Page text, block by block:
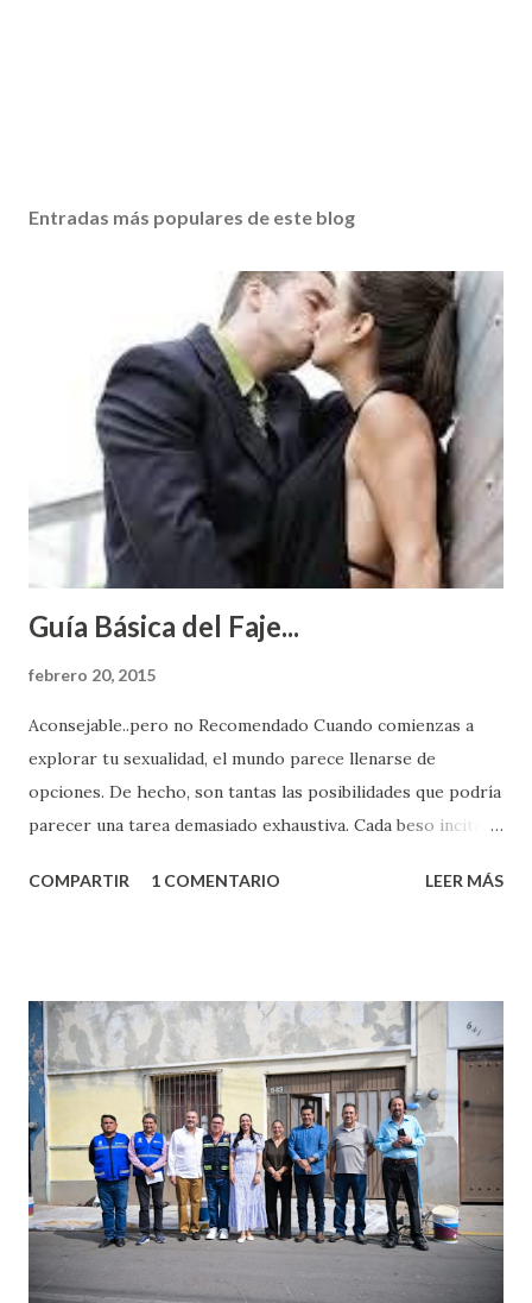
Entradas más populares de este blog
Guía Básica del Faje...
febrero 20, 2015
Aconsejable..pero no Recomendado Cuando comienzas a
explorar tu sexualidad, el mundo parece llenarse de
opciones. De hecho, son tantas las posibilidades que podría
parecer una tarea demasiado exhaustiva. Cada beso incita
partes de ti que jamás hubieras imaginado. El problema es
conoces ni la mitad de lo que deberías saber. Pero incluso
quienes ya han tenido relaciones sexuales no son expertos
o expertas en el tema. Siempre hay algo nuevo que
aprender y nuevas experiencias que conocer. Si eres una
chica y aún no has tenido relaciones sexuales, tal vez
pienses que el sexo será increíble y no puedas esperar para
experimentarlo, pero como cualquier persona con
experiencia te dirá, siempre es mejor cuando ambas partes
son suficientemen...
COMPARTIR 1 COMENTARIO LEER MÁS